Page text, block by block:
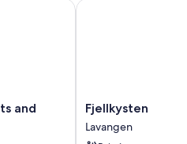
and
Boating
Fjellkysten
Lavangen
Fjellkysten
Lavangen
Fjellkysten